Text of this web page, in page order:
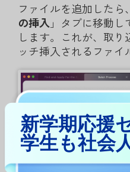
ファイルを追加したら
の挿入」タブに移動
します。これが、取
ッチ挿入されるファイ
新学期応援
学生も社会